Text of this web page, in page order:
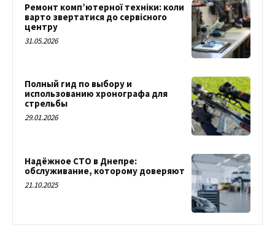
Ремонт комп’ютерної техніки: коли
варто звертатися до сервісного
центру
31.05.2026
Полный гид по выбору и
использованию хронографа для
стрельбы
29.01.2026
Надёжное СТО в Днепре:
обслуживание, которому доверяют
21.10.2025